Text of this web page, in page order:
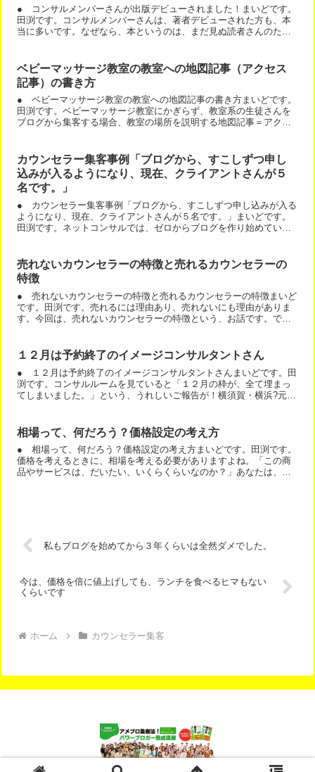
● コンサルメンバーさんが出版デビューされました！まいどです。
田渕です。コンサルメンバーさんは、著者デビューされた方も、本
当に多いです。なぜなら、本というのは、まだ見ぬ読者さんのため
ベビーマッサージ教室の教室への地図記事（アクセス
記事）の書き方
● ベビーマッサージ教室の教室への地図記事の書き方まいどです。
田渕です。ベビーマッサージ教室にかぎらず、教室系の生徒さんを
ブログから集客する場合、教室の場所を説明する地図記事＝アクセ
カウンセラー集客事例「ブログから、すこしずつ申し
込みが入るようになり、現在、クライアントさんが５
名です。」
● カウンセラー集客事例「ブログから、すこしずつ申し込みが入る
ようになり、現在、クライアントさんが５名です。」まいどです。
田渕です。ネットコンサルでは、ゼロからブログを作り始めている
売れないカウンセラーの特徴と売れるカウンセラーの
特徴
● 売れないカウンセラーの特徴と売れるカウンセラーの特徴まいど
です。田渕です。売れるには理由あり、売れないにも理由がありま
す。今回は、売れないカウンセラーの特徴という、お話です。で
１２月は予約終了のイメージコンサルタントさん
● １２月は予約終了のイメージコンサルタントさんまいどです。田
渕です。コンサルルームを見ていると「１２月の枠が、全て埋まっ
てしまいました。」という、うれしいご報告が！横須賀・横浜?元
相場って、何だろう？価格設定の考え方
● 相場って、何だろう？価格設定の考え方まいどです。田渕です。
価格を考えるときに、相場を考える必要がありますよね。「この商
品やサービスは、だいたい、いくらくらいなのか？」あなたは、ア
私もブログを始めてから３年くらいは全然ダメでした。
今は、価格を倍に値上げしても、ランチを食べるヒマもない
くらいです
ホーム カウンセラー集客